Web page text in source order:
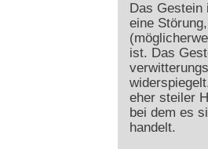
Das Gestein
eine
ist. Das
eher steiler
bei dem es
handelt.